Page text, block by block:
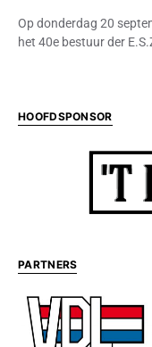
Op donderdag 20
het 40e bestuur der
HOOFDSPONSOR
PARTNERS